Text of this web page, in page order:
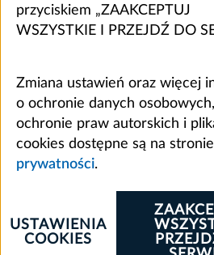
przyciskiem „ZAAKCEPTUJ
WSZYSTKIE I PRZEJDŹ DO
Zmiana ustawień oraz więcej
o ochronie danych osobowych,
ochronie praw autorskich i
cookies dostępne są na stronie
prywatności.
USTAWIENIA
COOKIES